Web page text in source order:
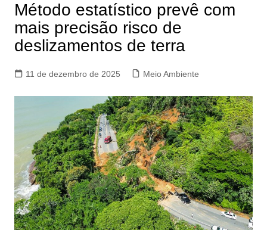
Método estatístico prevê com
mais precisão risco de
deslizamentos de terra
11 de dezembro de 2025 Meio Ambiente